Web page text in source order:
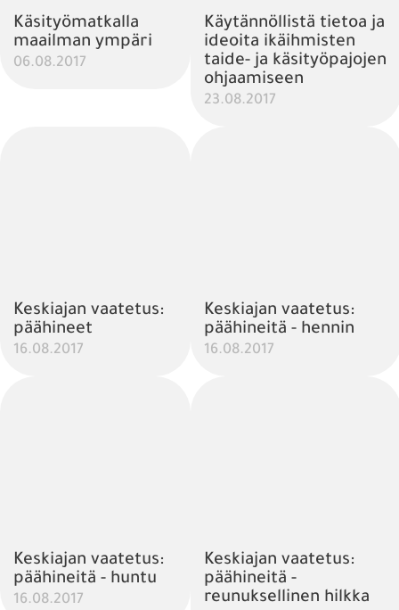
Käsityömatkalla
maailman ympäri
06.08.2017
Käytännöllistä tietoa ja
ideoita ikäihmisten
taide- ja käsityöpajojen
ohjaamiseen
23.08.2017
Keskiajan vaatetus:
päähineet
16.08.2017
Keskiajan vaatetus:
päähineitä - hennin
16.08.2017
Keskiajan vaatetus:
päähineitä - huntu
16.08.2017
Keskiajan vaatetus:
päähineitä -
reunuksellinen hilkka